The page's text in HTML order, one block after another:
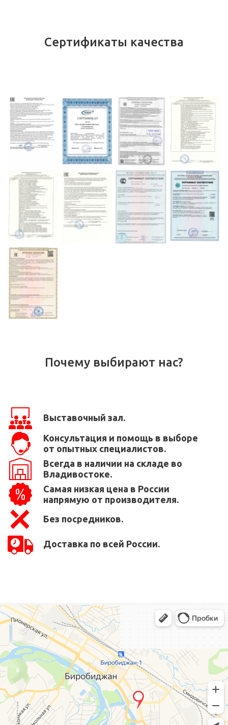
Сертификаты качества
Почему выбирают нас?
Выставочный зал.
Консультация и помощь в выборе
от опытных специалистов.
Всегда в наличии на складе во
Владивостоке.
Самая низкая цена в России
напрямую от производителя.
Без посредников.
Доставка по всей России.